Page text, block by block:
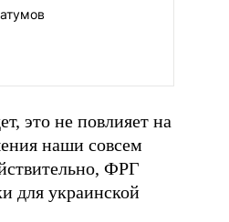
это не повлияет на
наши совсем
ФРГ
для украинской